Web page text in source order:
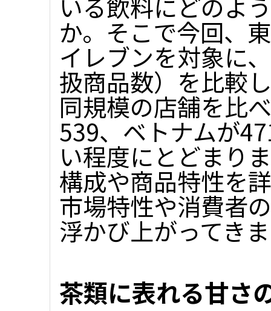
いる飲料にどのよ
か。そこで今回、
イレブンを対象に
扱商品数）を比較
同規模の店舗を比
539、ベトナムが
い程度にとどまり
構成や商品特性を
市場特性や消費者
浮かび上がってき
茶類に表れる甘さ